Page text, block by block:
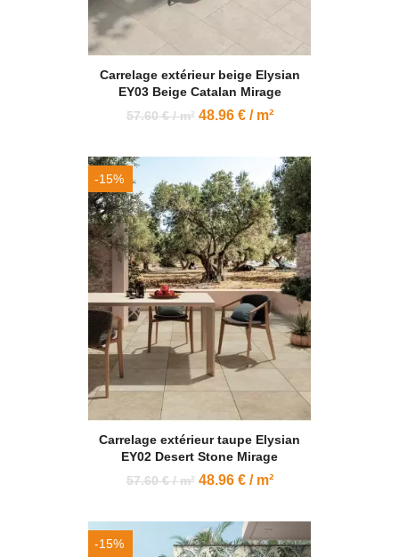
Carrelage extérieur beige Elysian
EY03 Beige Catalan Mirage
57.60 € / m² 48.96 € / m²
Carrelage extérieur taupe Elysian
EY02 Desert Stone Mirage
57.60 € / m² 48.96 € / m²
-15%
-15%